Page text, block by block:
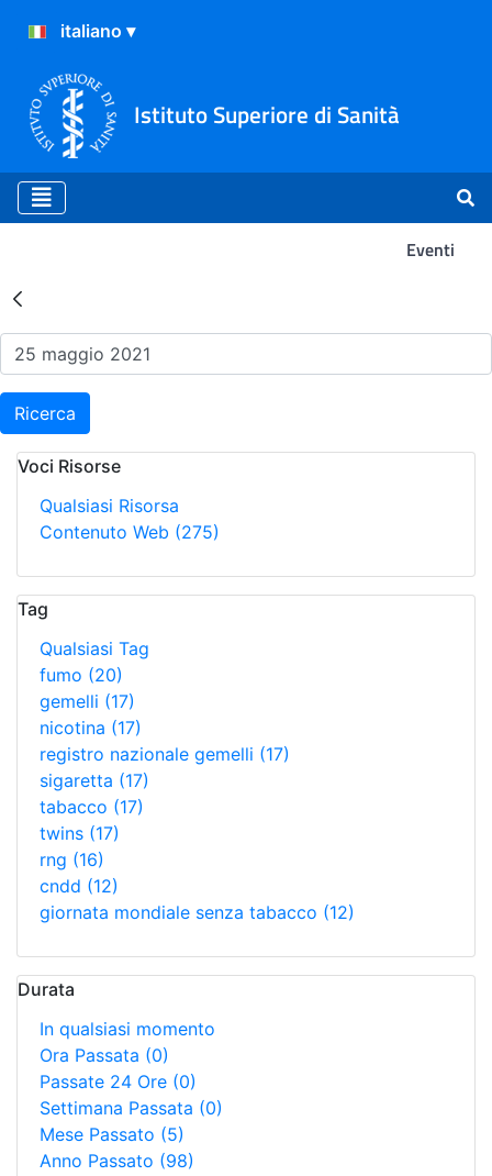
Istituto Superiore di Sanità
Eventi
Risultati della Ricerca -
Ricerca
Voci Risorse
Qualsiasi Risorsa
Contenuto Web (275)
Tag
Qualsiasi Tag
fumo (20)
gemelli (17)
nicotina (17)
registro nazionale gemelli (17)
sigaretta (17)
tabacco (17)
twins (17)
rng (16)
cndd (12)
giornata mondiale senza tabacco (12)
Durata
In qualsiasi momento
Ora Passata (0)
Passate 24 Ore (0)
Settimana Passata (0)
Mese Passato (5)
Anno Passato (98)